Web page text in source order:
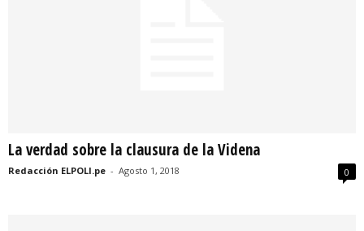
La verdad sobre la clausura de la Videna
Redacción ELPOLI.pe - Agosto 1, 2018 0